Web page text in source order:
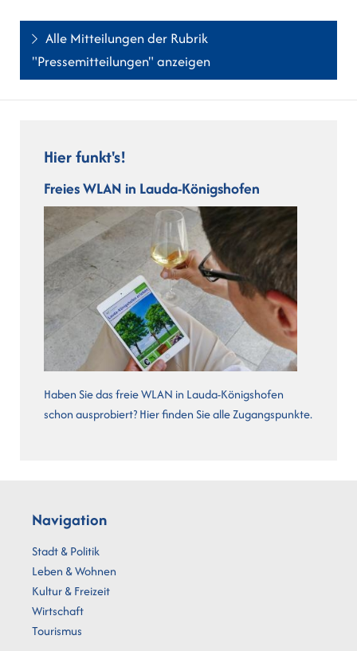
Alle Mitteilungen der Rubrik
"Pressemitteilungen" anzeigen
Hier funkt's!
Freies WLAN in Lauda-Königshofen
Haben Sie das freie WLAN in Lauda-Königshofen
schon ausprobiert? Hier finden Sie alle Zugangspunkte.
Navigation
Stadt & Politik
Leben & Wohnen
Kultur & Freizeit
Wirtschaft
Tourismus